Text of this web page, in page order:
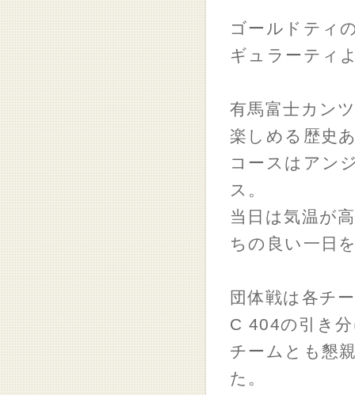
ゴールドティ
ギュラーティ
有馬富士カン
楽しめる歴史
コースはアン
ス。
当日は気温が
ちの良い一日
団体戦は各チ
C 404の引き
チームとも懇
た。